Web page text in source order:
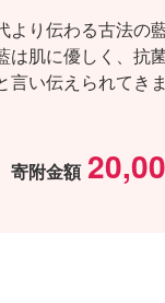
より伝わる古法の
は肌に優しく、抗
言い伝えられてき
寄附金額